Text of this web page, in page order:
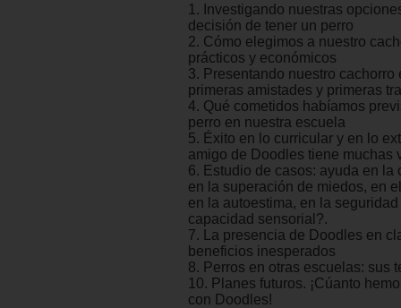
1. Investigando nuestras
decisión de tener un perro
2. Cómo elegimos a nuestro
prácticos y económicos
3. Presentando nuestro cachorro
primeras amistades y primeras
4. Qué cometidos habíamos
perro en nuestra escuela
5. Éxito en lo curricular y en lo
amigo de Doodles tiene muchas
6. Estudio de casos: ayuda en la
en la superación de miedos, en
en la autoestima, en la
capacidad sensorial?.
7. La presencia de Doodles en
beneficios inesperados
8. Perros en otras escuelas: sus
10. Planes futuros. ¡Cúanto
con Doodles!